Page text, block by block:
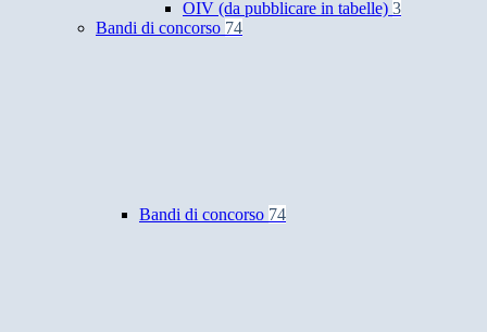
OIV (da pubblicare in tabelle) 3
Bandi di concorso 74
Bandi di concorso 74